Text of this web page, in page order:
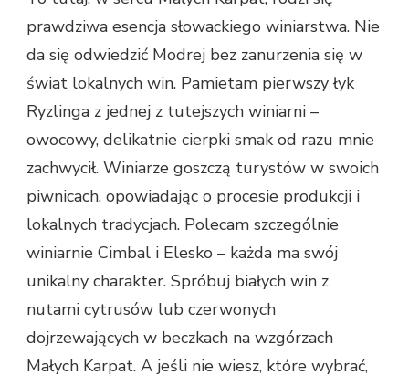
prawdziwa esencja słowackiego winiarstwa. Nie
da się odwiedzić Modrej bez zanurzenia się w
świat lokalnych win. Pamietam pierwszy łyk
Ryzlinga z jednej z tutejszych winiarni –
owocowy, delikatnie cierpki smak od razu mnie
zachwycił. Winiarze goszczą turystów w swoich
piwnicach, opowiadając o procesie produkcji i
lokalnych tradycjach. Polecam szczególnie
winiarnie Cimbal i Elesko – każda ma swój
unikalny charakter. Spróbuj białych win z
nutami cytrusów lub czerwonych
dojrzewających w beczkach na wzgórzach
Małych Karpat. A jeśli nie wiesz, które wybrać,